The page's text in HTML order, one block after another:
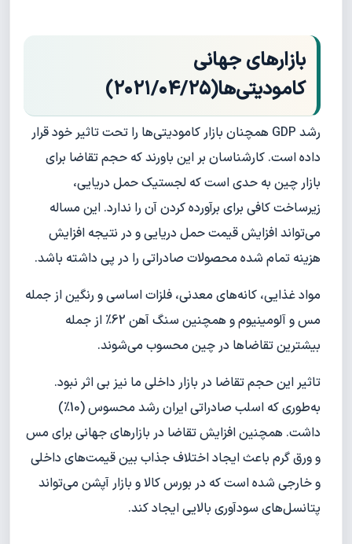
بازارهای جهانی
کامودیتی‌ها(۲۰۲۱/۰۴/۲۵)
رشد GDP همچنان بازار کامودیتی‌ها را تحت تاثیر خود قرار
داده است. کارشناسان بر این باورند که حجم تقاضا برای
بازار چین به حدی است که لجستیک حمل دریایی،
زیرساخت کافی برای برآورده کردن آن را ندارد. این مساله
می‌تواند افزایش قیمت حمل دریایی و در نتیجه افزایش
هزینه تمام شده محصولات صادراتی را در پی داشته باشد.
مواد غذایی، کانه‌های معدنی، فلزات اساسی و رنگین از جمله
مس و آلومینیوم و همچنین سنگ آهن 62% از جمله
بیشترین تقاضا‌ها در چین محسوب می‌شوند.
تاثیر این حجم تقاضا در بازار داخلی ما نیز بی اثر نبود.
به‌طوری که اسلب صادراتی ایران رشد محسوس (10%)
داشت. همچنین افزایش تقاضا در بازارهای جهانی برای مس
و ورق گرم باعث ایجاد اختلاف جذاب بین قیمت‌های داخلی
و خارجی شده است که در بورس کالا و بازار آپشن می‌تواند
پتانسل‌های سودآوری بالایی ایجاد کند.